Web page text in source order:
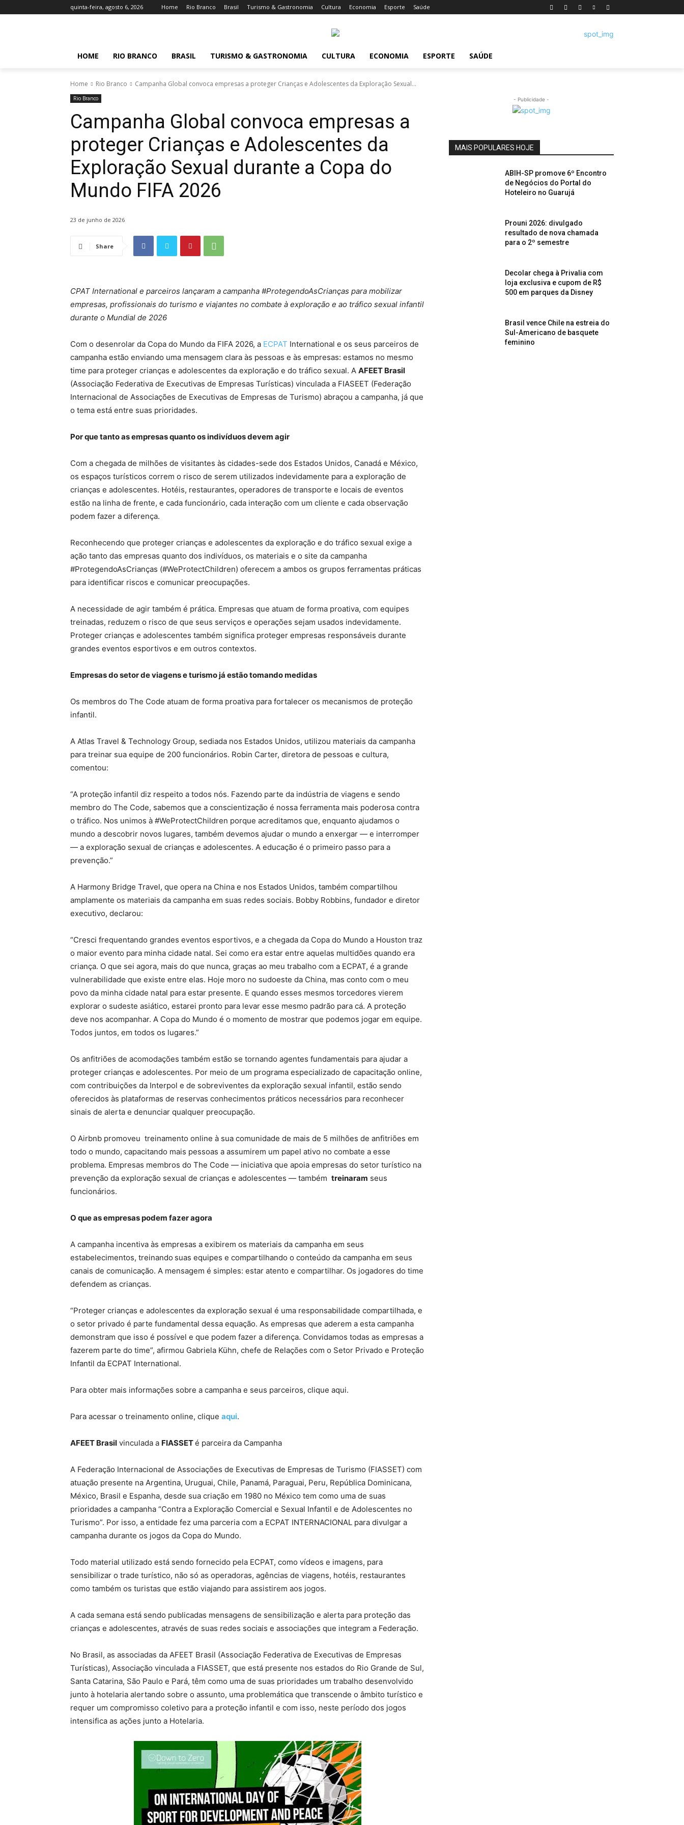
quinta-feira, agosto 6, 2026 Home Rio Branco Brasil Turismo & Gastronomia Cultura Economia Esporte Saúde
HOME RIO BRANCO BRASIL TURISMO & GASTRONOMIA CULTURA ECONOMIA ESPORTE SAÚDE
Home Rio Branco Campanha Global convoca empresas a proteger Crianças e Adolescentes da Exploração Sexual...
Rio Branco
Campanha Global convoca empresas a
proteger Crianças e Adolescentes da
Exploração Sexual durante a Copa do
Mundo FIFA 2026
23 de junho de 2026
Share
CPAT International e parceiros lançaram a campanha #ProtegendoAsCrianças para mobilizar
empresas, profissionais do turismo e viajantes no combate à exploração e ao tráfico sexual infantil
durante o Mundial de 2026
Com o desenrolar da Copa do Mundo da FIFA 2026, a ECPAT International e os seus parceiros de
campanha estão enviando uma mensagem clara às pessoas e às empresas: estamos no mesmo
time para proteger crianças e adolescentes da exploração e do tráfico sexual. A AFEET Brasil
(Associação Federativa de Executivas de Empresas Turísticas) vinculada a FIASEET (Federação
Internacional de Associações de Executivas de Empresas de Turismo) abraçou a campanha, já que
o tema está entre suas prioridades.
Por que tanto as empresas quanto os indivíduos devem agir
Com a chegada de milhões de visitantes às cidades-sede dos Estados Unidos, Canadá e México,
os espaços turísticos correm o risco de serem utilizados indevidamente para a exploração de
crianças e adolescentes. Hotéis, restaurantes, operadores de transporte e locais de eventos
estão na linha de frente, e cada funcionário, cada interação com um cliente e cada observação
podem fazer a diferença.
Reconhecendo que proteger crianças e adolescentes da exploração e do tráfico sexual exige a
ação tanto das empresas quanto dos indivíduos, os materiais e o site da campanha
#ProtegendoAsCrianças (#WeProtectChildren) oferecem a ambos os grupos ferramentas práticas
para identificar riscos e comunicar preocupações.
A necessidade de agir também é prática. Empresas que atuam de forma proativa, com equipes
treinadas, reduzem o risco de que seus serviços e operações sejam usados indevidamente.
Proteger crianças e adolescentes também significa proteger empresas responsáveis durante
grandes eventos esportivos e em outros contextos.
Empresas do setor de viagens e turismo já estão tomando medidas
Os membros do The Code atuam de forma proativa para fortalecer os mecanismos de proteção
infantil.
A Atlas Travel & Technology Group, sediada nos Estados Unidos, utilizou materiais da campanha
para treinar sua equipe de 200 funcionários. Robin Carter, diretora de pessoas e cultura,
comentou:
“A proteção infantil diz respeito a todos nós. Fazendo parte da indústria de viagens e sendo
membro do The Code, sabemos que a conscientização é nossa ferramenta mais poderosa contra
o tráfico. Nos unimos à #WeProtectChildren porque acreditamos que, enquanto ajudamos o
mundo a descobrir novos lugares, também devemos ajudar o mundo a enxergar — e interromper
— a exploração sexual de crianças e adolescentes. A educação é o primeiro passo para a
prevenção.”
A Harmony Bridge Travel, que opera na China e nos Estados Unidos, também compartilhou
amplamente os materiais da campanha em suas redes sociais. Bobby Robbins, fundador e diretor
executivo, declarou:
“Cresci frequentando grandes eventos esportivos, e a chegada da Copa do Mundo a Houston traz
o maior evento para minha cidade natal. Sei como era estar entre aquelas multidões quando era
criança. O que sei agora, mais do que nunca, graças ao meu trabalho com a ECPAT, é a grande
vulnerabilidade que existe entre elas. Hoje moro no sudoeste da China, mas conto com o meu
povo da minha cidade natal para estar presente. E quando esses mesmos torcedores vierem
explorar o sudeste asiático, estarei pronto para levar esse mesmo padrão para cá. A proteção
deve nos acompanhar. A Copa do Mundo é o momento de mostrar que podemos jogar em equipe.
Todos juntos, em todos os lugares.”
Os anfitriões de acomodações também estão se tornando agentes fundamentais para ajudar a
proteger crianças e adolescentes. Por meio de um programa especializado de capacitação online,
com contribuições da Interpol e de sobreviventes da exploração sexual infantil, estão sendo
oferecidos às plataformas de reservas conhecimentos práticos necessários para reconhecer
sinais de alerta e denunciar qualquer preocupação.
O Airbnb promoveu treinamento online à sua comunidade de mais de 5 milhões de anfitriões em
todo o mundo, capacitando mais pessoas a assumirem um papel ativo no combate a esse
problema. Empresas membros do The Code — iniciativa que apoia empresas do setor turístico na
prevenção da exploração sexual de crianças e adolescentes — também treinaram seus
funcionários.
O que as empresas podem fazer agora
A campanha incentiva às empresas a exibirem os materiais da campanha em seus
estabelecimentos, treinando suas equipes e compartilhando o conteúdo da campanha em seus
canais de comunicação. A mensagem é simples: estar atento e compartilhar. Os jogadores do time
defendem as crianças.
“Proteger crianças e adolescentes da exploração sexual é uma responsabilidade compartilhada, e
o setor privado é parte fundamental dessa equação. As empresas que aderem a esta campanha
demonstram que isso é possível e que podem fazer a diferença. Convidamos todas as empresas a
fazerem parte do time”, afirmou Gabriela Kühn, chefe de Relações com o Setor Privado e Proteção
Infantil da ECPAT International.
Para obter mais informações sobre a campanha e seus parceiros, clique aqui.
Para acessar o treinamento online, clique aqui.
AFEET Brasil vinculada a FIASSETé parceira da Campanha
A Federação Internacional de Associações de Executivas de Empresas de Turismo (FIASSET) com
atuação presente na Argentina, Uruguai, Chile, Panamá, Paraguai, Peru, República Dominicana,
México, Brasil e Espanha, desde sua criação em 1980 no México tem como uma de suas
prioridades a campanha “Contra a Exploração Comercial e Sexual Infantil e de Adolescentes no
Turismo”. Por isso, a entidade fez uma parceria com a ECPAT INTERNACIONAL para divulgar a
campanha durante os jogos da Copa do Mundo.
Todo material utilizado está sendo fornecido pela ECPAT, como vídeos e imagens, para
sensibilizar o trade turístico, não só as operadoras, agências de viagens, hotéis, restaurantes
como também os turistas que estão viajando para assistirem aos jogos.
A cada semana está sendo publicadas mensagens de sensibilização e alerta para proteção das
crianças e adolescentes, através de suas redes sociais e associações que integram a Federação.
No Brasil, as associadas da AFEET Brasil (Associação Federativa de Executivas de Empresas
Turísticas), Associação vinculada a FIASSET, que está presente nos estados do Rio Grande de Sul,
Santa Catarina, São Paulo e Pará, têm como uma de suas prioridades um trabalho desenvolvido
junto à hotelaria alertando sobre o assunto, uma problemática que transcende o âmbito turístico e
requer um compromisso coletivo para a proteção infantil e com isso, neste período dos jogos
intensifica as ações junto a Hotelaria.
- Publicidade -
MAIS POPULARES HOJE
ABIH-SP promove 6º Encontro
de Negócios do Portal do
Hoteleiro no Guarujá
Prouni 2026: divulgado
resultado de nova chamada
para o 2º semestre
Decolar chega à Privalia com
loja exclusiva e cupom de R$
500 em parques da Disney
Brasil vence Chile na estreia do
Sul-Americano de basquete
feminino